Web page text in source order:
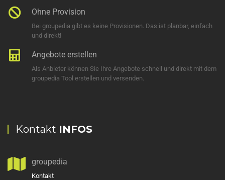
Ohne Provision
Bei groupedia gibt es keine Provisionen. Das ist planbar, einfach
und direkt!
Angebote erstellen
Als Anbieter können Sie Ihre Angebote schnell und direkt mit dem
groupedia Tool erstellen und versenden.
Kontakt INFOS
groupedia
Kontakt